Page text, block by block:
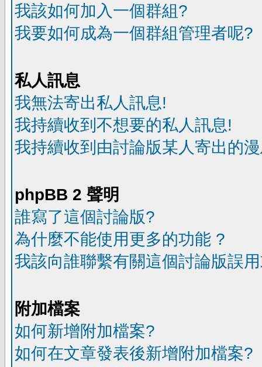
我該如何加入一個群組?
我要如何成為一個群組管理者呢?
私人訊息
我無法寄出私人訊息!
我持續收到不想要的私人訊息!
我持續收到由討論版某人寄出的
phpBB 2 聲明
誰寫了這個討論版?
為什麼不能使用更多的功能 ?
我該向誰聯繫有關這個討論版誤
附加檔案
如何新增附加檔案?
如何在文章發表後新增附加檔案?